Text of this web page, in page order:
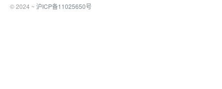
© 2024 ~ 沪ICP备11025650号